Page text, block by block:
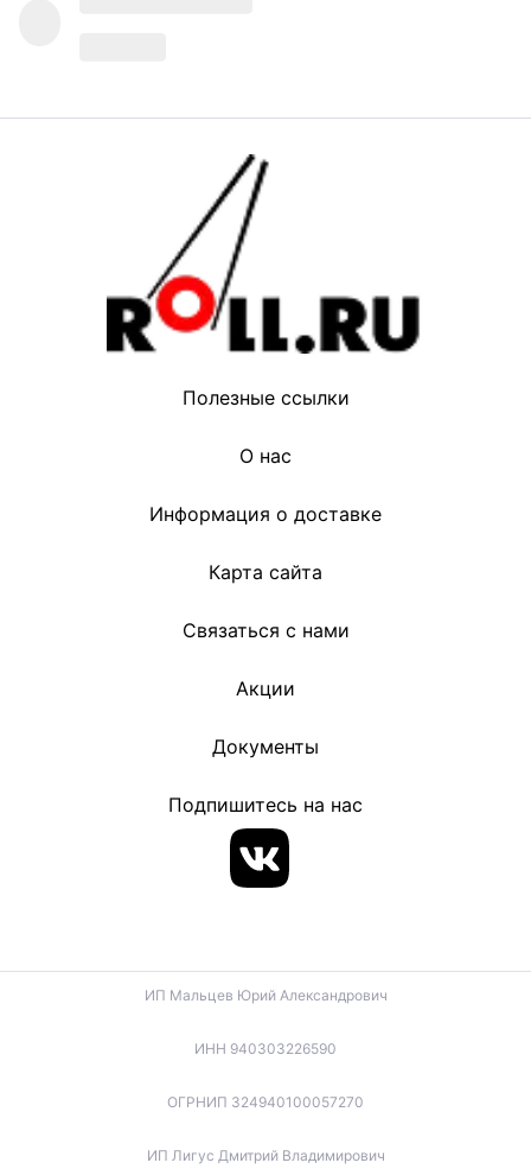
Полезные ссылки
О нас
Информация о доставке
Карта сайта
Связаться с нами
Акции
Документы
Подпишитесь на нас
ИП Мальцев Юрий Александрович
ИНН 940303226590
ОГРНИП 324940100057270
ИП Лигус Дмитрий Владимирович